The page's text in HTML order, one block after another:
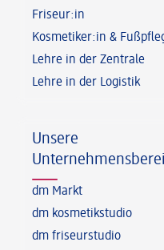
Friseur:in
Kosmetiker:in &
Lehre in der Zentrale
Lehre in der Logistik
Unsere
dm Markt
dm kosmetikstudio
dm friseurstudio